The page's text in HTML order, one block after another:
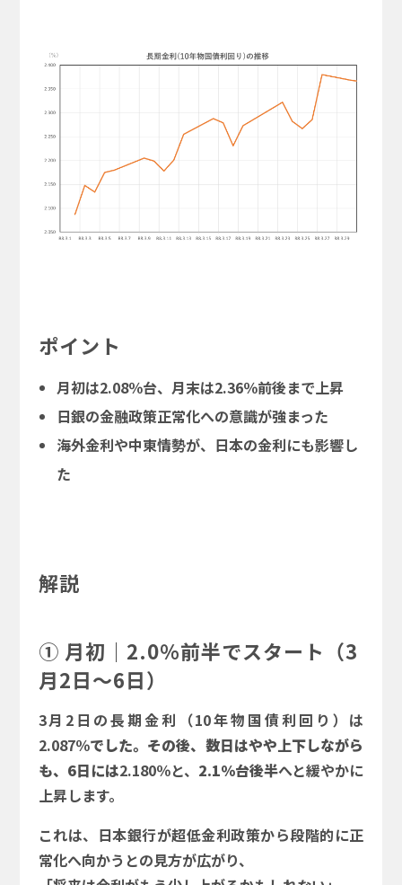
ポイント
月初は2.08％台、月末は2.36％前後まで上昇
日銀の金融政策正常化への意識が強まった
海外金利や中東情勢が、日本の金利にも影響し
た
解説
① 月初｜2.0％前半でスタート（3
月2日～6日）
3月2日の長期金利（10年物国債利回り）は
2.087％でした。その後、数日はやや上下しながら
も、6日には2.180％と、 2.1％台後半へと緩やかに
上昇します。
これは、日本銀行が超低金利政策から段階的に正
常化へ向かうとの見方が広がり、